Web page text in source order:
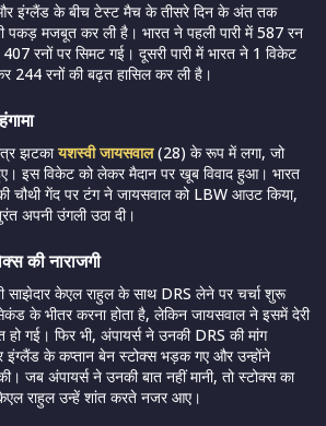
इंग्लैंड के बीच टेस्ट मैच के तीसरे दिन के अंत तक
पकड़ मजबूत कर ली है। भारत ने पहली पारी में 587 रन
रनों पर सिमट गई। दूसरी पारी में भारत ने 1 विकेट
244 रनों की बढ़त हासिल कर ली है।
झटकायशस्वी जायसवाल(28) के रूप में लगा, जो
इस विकेट को लेकर मैदान पर खूब विवाद हुआ। भारत
चौथी गेंद पर टंग ने जायसवाल को LBW आउट किया,
अपनी उंगली उठा दी।
की नाराजगी
साझेदार केएल राहुल के साथ DRS लेने पर चर्चा शुरू
के भीतर करना होता है, लेकिन जायसवाल ने इसमें देरी
हो गई। फिर भी, अंपायर्स ने उनकी DRS की मांग
इंग्लैंड के कप्तान बेन स्टोक्स भड़क गए और उन्होंने
जब अंपायर्स ने उनकी बात नहीं मानी, तो स्टोक्स का
राहुल उन्हें शांत करते नजर आए।